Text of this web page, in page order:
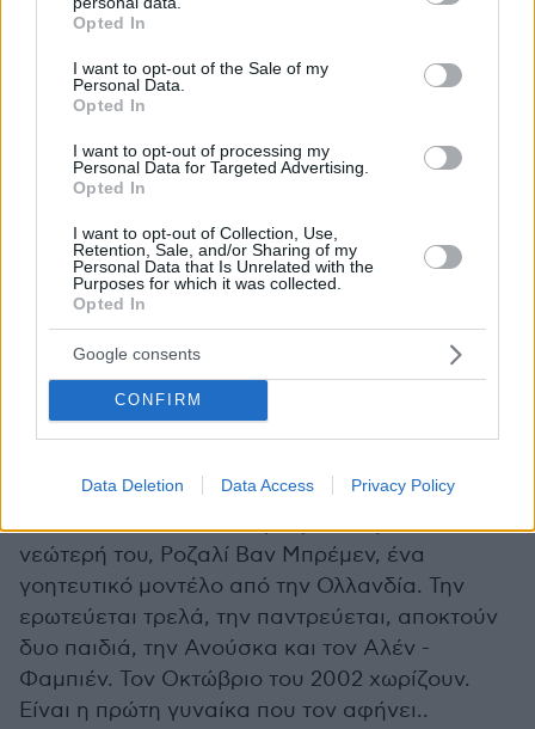
grant or deny consent to Google and its third-party tags to
use your data for below specified purposes in below Google
consent section.
Opted In
I want to opt-out of the Sale of my
Personal Data.
Opted In
I want to opt-out of processing my
Personal Data for Targeted Advertising.
Opted In
I want to opt-out of Collection, Use,
Retention, Sale, and/or Sharing of my
Personal Data that Is Unrelated with the
Purposes for which it was collected.
Opted In
Google consents
CONFIRM
Data Deletion Data Access Privacy Policy
Ναταλί, μια φλογερή γυναίκα, μαροκινής
καταγωγής και λίγο μετά κυρία Ντελόν, αφού
μαζί της έκανε τον πρώτο του γάμο,
αποκτώντας τον Άντονι. Μετά από τρία χρόνια
πάθους και μεγάλων καυγάδων θα χωρίσουν.
την οποία συνάντησε στα γυρίσματα κάποιας
ταινίας, αλλά δεν την παντρεύτηκε ποτέ. Την
εποχή εκείνη θα γνωρίσει ακόμη πολλές
ηθοποιούς - από σταρ και στάρλετ μέχρι και
άγνωστες κοπέλες των κινηματογραφικών
συνεργείων- και θα ζήσει μαζί τους ερωτικές
περιπέτειες. Μερικές απ' τις γνωστότερες
Μαριάν Φέιθφουλ, την Νταλιντά, την Τζέιν
Φόντα, ενώ το 1987 θα γνωρίσει την κατά πολύ
νεώτερή του, Ροζαλί Βαν Μπρέμεν, ένα
γοητευτικό μοντέλο από την Ολλανδία. Την
ερωτεύεται τρελά, την παντρεύεται, αποκτούν
δυο παιδιά, την Ανούσκα και τον Αλέν -
Φαμπιέν. Τον Οκτώβριο του 2002 χωρίζουν.
Είναι η πρώτη γυναίκα που τον αφήνει..